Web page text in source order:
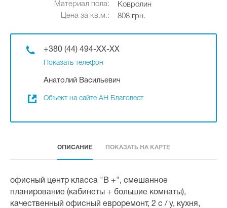
Материал пола:
Ковролин
Цена за кв.м.:
808 грн.
+380 (44) 494-XX-XX
Показать телефон
Анатолий Васильевич
Объект на сайте АН Благовест
ОПИСАНИЕ ПОКАЗАТЬ НА КАРТЕ
офисный центр класса "В +", смешанное
планирование (кабинеты + большие комнаты),
качественный офисный евроремонт, 2 с / у, кухня,